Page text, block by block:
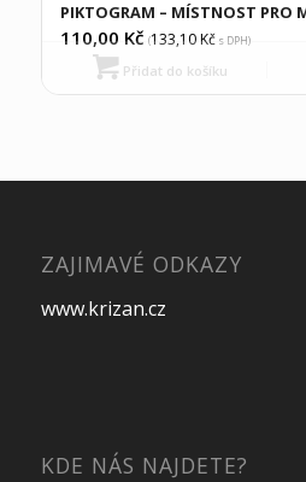
PIKTOGRAM – MÍSTNOST PRO
110,00 Kč (133,10Kčs DPH)
Přidat do košíku
ZAJIMAVÉ ODKAZY
www.krizan.cz
KDE NÁS NAJDETE?